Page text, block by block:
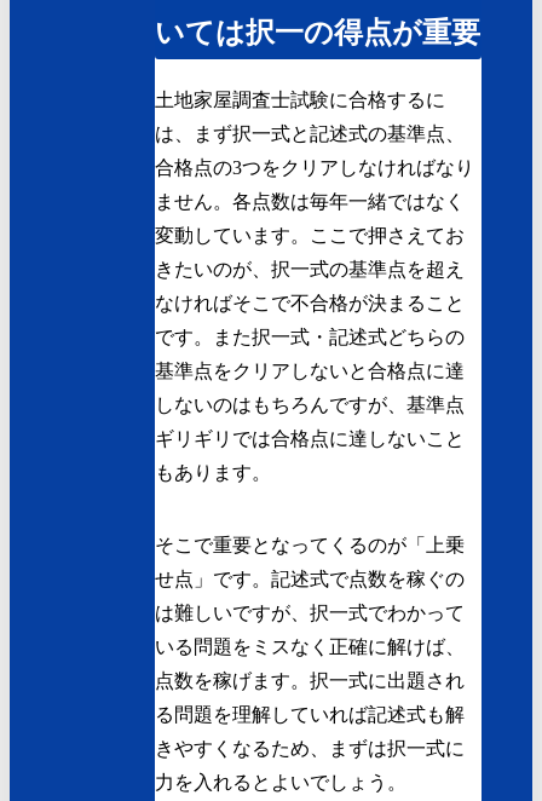
いては択一の得点が重要
土地家屋調査士試験に合格するに
は、まず択一式と記述式の基準点、
合格点の3つをクリアしなければなり
ません。各点数は毎年一緒ではなく
変動しています。ここで押さえてお
きたいのが、択一式の基準点を超え
なければそこで不合格が決まること
です。また択一式・記述式どちらの
基準点をクリアしないと合格点に達
しないのはもちろんですが、基準点
ギリギリでは合格点に達しないこと
もあります。
そこで重要となってくるのが「上乗
せ点」です。記述式で点数を稼ぐの
は難しいですが、択一式でわかって
いる問題をミスなく正確に解けば、
点数を稼げます。択一式に出題され
る問題を理解していれば記述式も解
きやすくなるため、まずは択一式に
力を入れるとよいでしょう。